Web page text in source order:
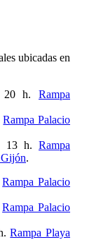
ubicadas en
20 h. Rampa
Rampa Palacio
13 h. Rampa
.
Rampa Palacio
Rampa Palacio
Rampa Playa